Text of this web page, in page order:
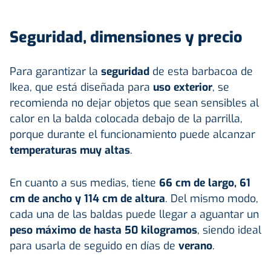
Seguridad, dimensiones y precio
Para garantizar la seguridad de esta barbacoa de
Ikea, que está diseñada para uso exterior, se
recomienda no dejar objetos que sean sensibles al
calor en la balda colocada debajo de la parrilla,
porque durante el funcionamiento puede alcanzar
temperaturas muy altas.
En cuanto a sus medias, tiene 66 cm de largo, 61
cm de ancho y 114 cm de altura. Del mismo modo,
cada una de las baldas puede llegar a aguantar un
peso máximo de hasta 50 kilogramos, siendo ideal
para usarla de seguido en días de verano.